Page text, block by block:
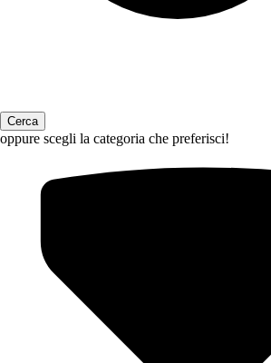
oppure scegli la categoria che preferisci!